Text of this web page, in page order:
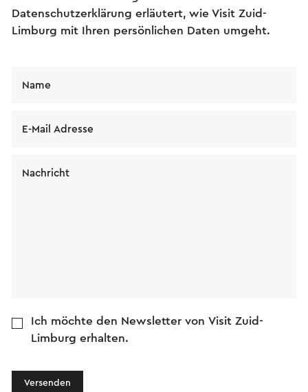
Datenschutzerklärung erläutert, wie Visit Zuid-
Limburg mit Ihren persönlichen Daten umgeht.
Name
E-Mail Adresse
Nachricht
Ich möchte den Newsletter von Visit Zuid-
Limburg erhalten.
Versenden